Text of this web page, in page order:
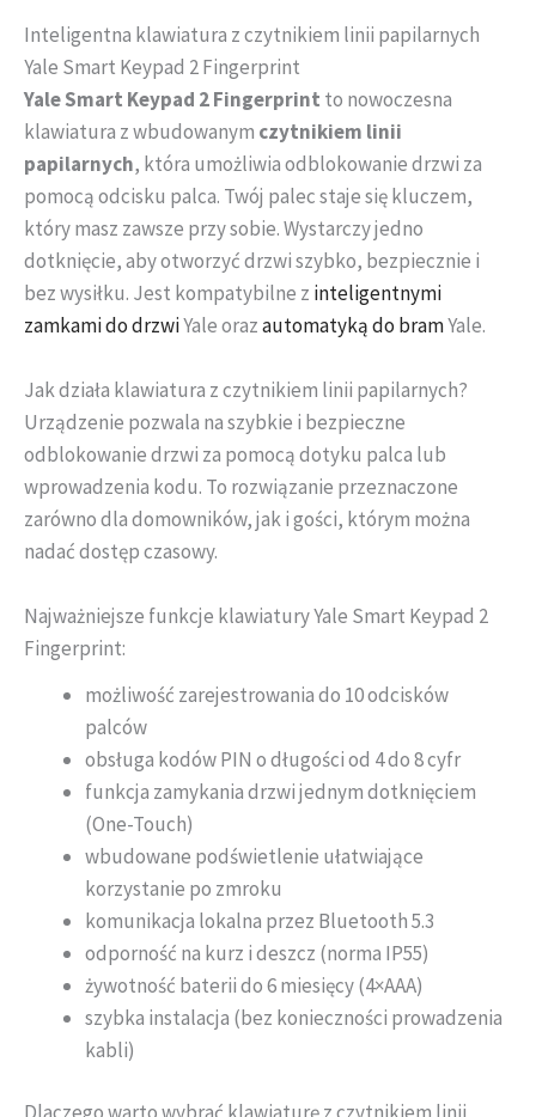
Inteligentna klawiatura z czytnikiem linii papilarnych
Yale Smart Keypad 2 Fingerprint
Yale Smart Keypad 2 Fingerprint to nowoczesna
klawiatura z wbudowanym czytnikiem linii
papilarnych, która umożliwia odblokowanie drzwi za
pomocą odcisku palca. Twój palec staje się kluczem,
który masz zawsze przy sobie. Wystarczy jedno
dotknięcie, aby otworzyć drzwi szybko, bezpiecznie i
bez wysiłku. Jest kompatybilne z inteligentnymi
zamkami do drzwiYale orazautomatyką do bramYale.
Jak działa klawiatura z czytnikiem linii papilarnych?
Urządzenie pozwala na szybkie i bezpieczne
odblokowanie drzwi za pomocą dotyku palca lub
wprowadzenia kodu. To rozwiązanie przeznaczone
zarówno dla domowników, jak i gości, którym można
nadać dostęp czasowy.
Najważniejsze funkcje klawiatury Yale Smart Keypad 2
Fingerprint:
możliwość zarejestrowania do 10 odcisków
palców
obsługa kodów PIN o długości od 4 do 8 cyfr
funkcja zamykania drzwi jednym dotknięciem
(One-Touch)
wbudowane podświetlenie ułatwiające
korzystanie po zmroku
komunikacja lokalna przez Bluetooth 5.3
odporność na kurz i deszcz (norma IP55)
żywotność baterii do 6 miesięcy (4×AAA)
szybka instalacja (bez konieczności prowadzenia
kabli)